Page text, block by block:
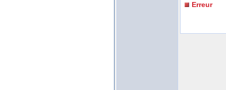
Erreur